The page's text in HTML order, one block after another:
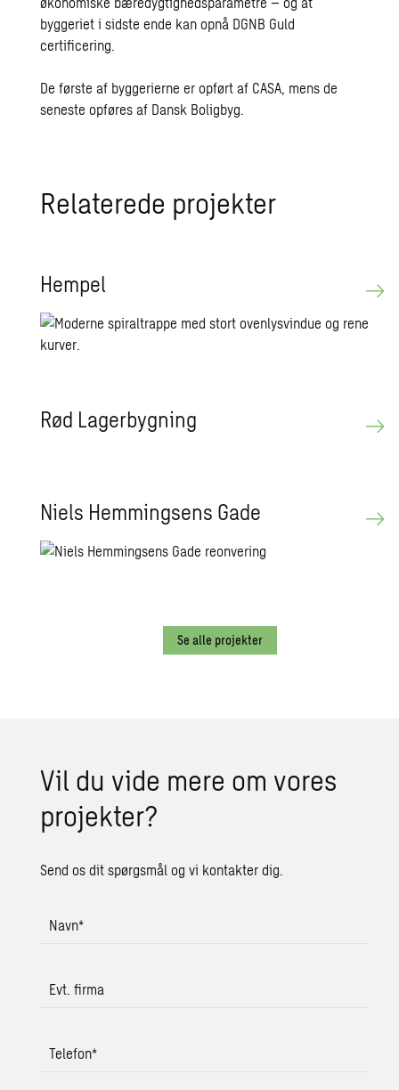
byggeriet i sidste ende kan opnå DGNB Guld
certificering.
De første af byggerierne er opført af CASA, mens de
seneste opføres af Dansk Boligbyg.
Re­la­te­re­de pro­jek­ter
Hem­pel
Rød La­ger­byg­ning
Niels Hem­m­ings­ens Gade
Se alle projekter
Vil du vide mere om vores
pro­jek­ter?
Send os dit spørgsmål og vi kontakter dig.
Navn*
Evt. firma
Telefon*